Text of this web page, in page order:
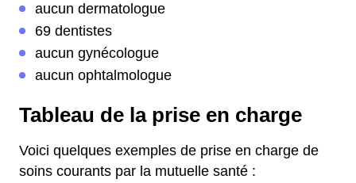
aucun dermatologue
69 dentistes
aucun gynécologue
aucun ophtalmologue
Tableau de la prise en charge
Voici quelques exemples de prise en charge de
soins courants par la mutuelle santé :